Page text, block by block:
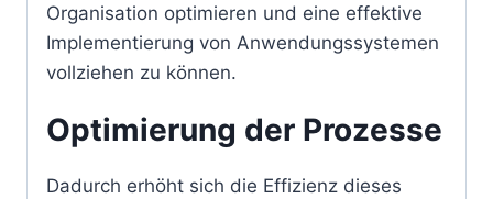
Organisation optimieren und eine effektive
Implementierung von Anwendungssystemen
vollziehen zu können.
Optimierung der Prozesse
Dadurch erhöht sich die Effizienz dieses